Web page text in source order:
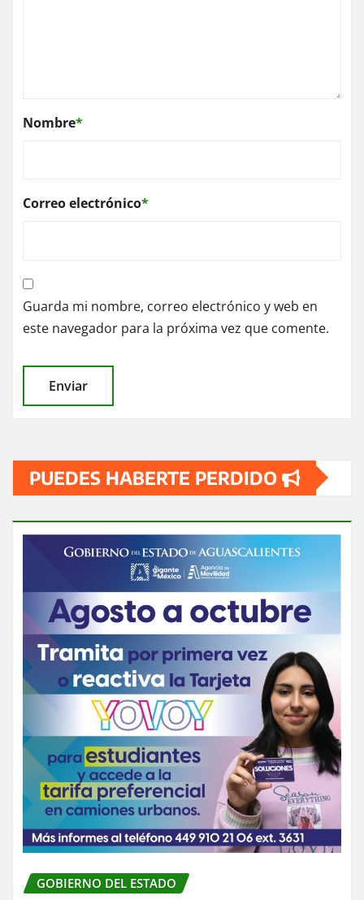
Nombre*
Correo electrónico*
Guarda mi nombre, correo electrónico y web en
este navegador para la próxima vez que comente.
PUEDES HABERTE PERDIDO
GOBIERNO DEL ESTADO